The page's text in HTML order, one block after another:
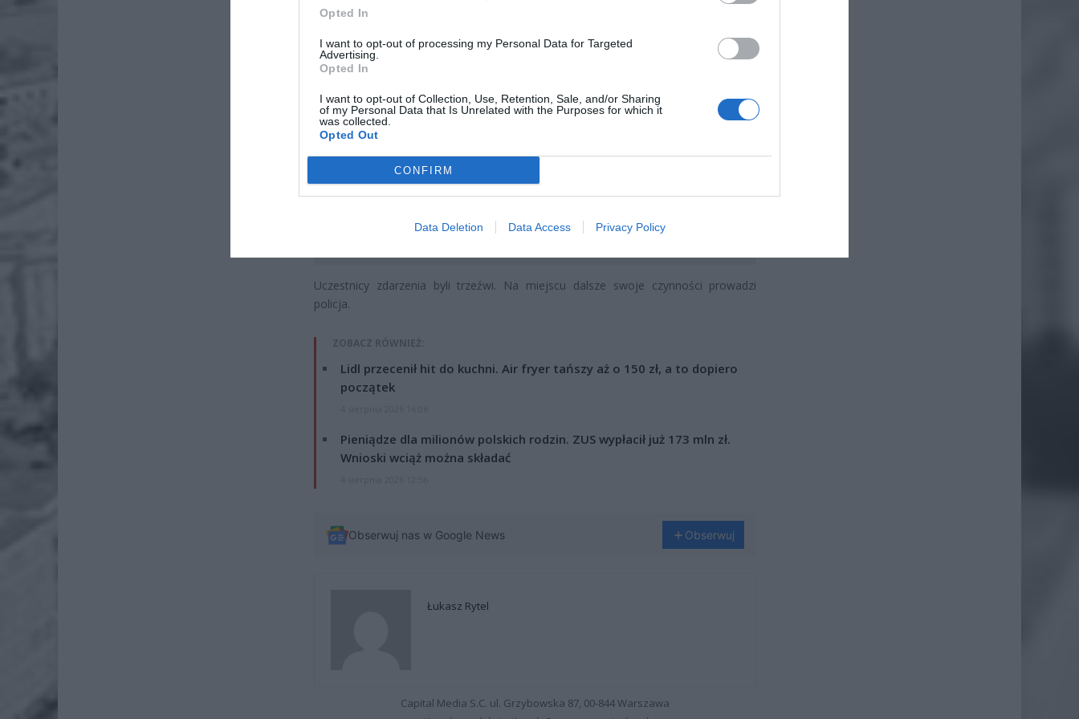
Opted In
I want to opt-out of processing my Personal Data for Targeted
Advertising.
Opted In
I want to opt-out of Collection, Use, Retention, Sale, and/or Sharing
of my Personal Data that Is Unrelated with the Purposes for which it
was collected.
Opted Out
CONFIRM
Data Deletion Data Access Privacy Policy
Uczestnicy zdarzenia byli trzeźwi. Na miejscu dalsze swoje czynności prowadzi
policja.
ZOBACZ RÓWNIEŻ:
Lidl przecenił hit do kuchni. Air fryer tańszy aż o 150 zł, a to dopiero
początek
Pieniądze dla milionów polskich rodzin. ZUS wypłacił już 173 mln zł.
Wnioski wciąż można składać
Obserwuj nas w Google News Obserwuj
Łukasz Rytel
Capital Media S.C. ul. Grzybowska 87, 00-844 Warszawa